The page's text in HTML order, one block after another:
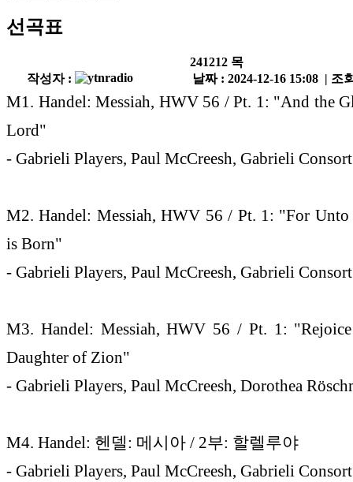
선곡표
241212 목
작성자 :
날짜 : 2024-12-16 15:08 | 조
M1. Handel: Messiah, HWV 56 / Pt. 1: "And the
Lord"
- Gabrieli Players, Paul McCreesh, Gabrieli
M2. Handel: Messiah, HWV 56 / Pt. 1: "For
is Born"
- Gabrieli Players, Paul McCreesh, Gabrieli
M3. Handel: Messiah, HWV 56 / Pt. 1:
Daughter of Zion"
- Gabrieli Players, Paul McCreesh, Dorothea
M4. Handel: 헨델: 메시아 / 2부: 할렐루야
- Gabrieli Players, Paul McCreesh, Gabrieli Consort